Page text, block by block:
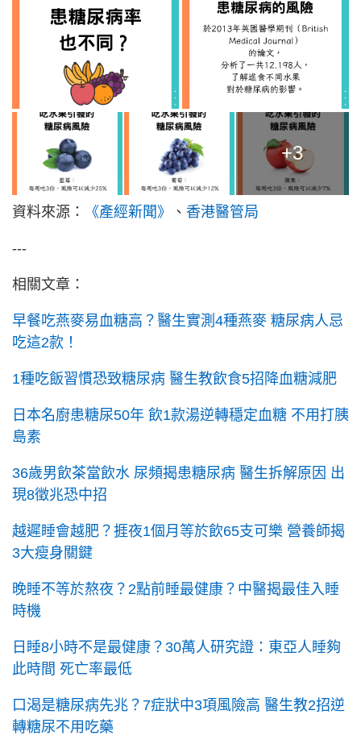
+3
資料來源： 《產經新聞》 、 香港醫管局
---
相關文章：
早餐吃燕麥易血糖高？醫生實測4種燕麥 糖尿病人忌
吃這2款！
1種吃飯習慣恐致糖尿病 醫生教飲食5招降血糖減肥
日本名廚患糖尿50年 飲1款湯逆轉穩定血糖 不用打胰
島素
36歲男飲茶當飲水 尿頻揭患糖尿病 醫生拆解原因 出
現8徵兆恐中招
越遲睡會越肥？捱夜1個月等於飲65支可樂 營養師揭
3大瘦身關鍵
晚睡不等於熬夜？2點前睡最健康？中醫揭最佳入睡
時機
日睡8小時不是最健康？30萬人研究證：東亞人睡夠
此時間 死亡率最低
口渴是糖尿病先兆？7症狀中3項風險高 醫生教2招逆
轉糖尿不用吃藥